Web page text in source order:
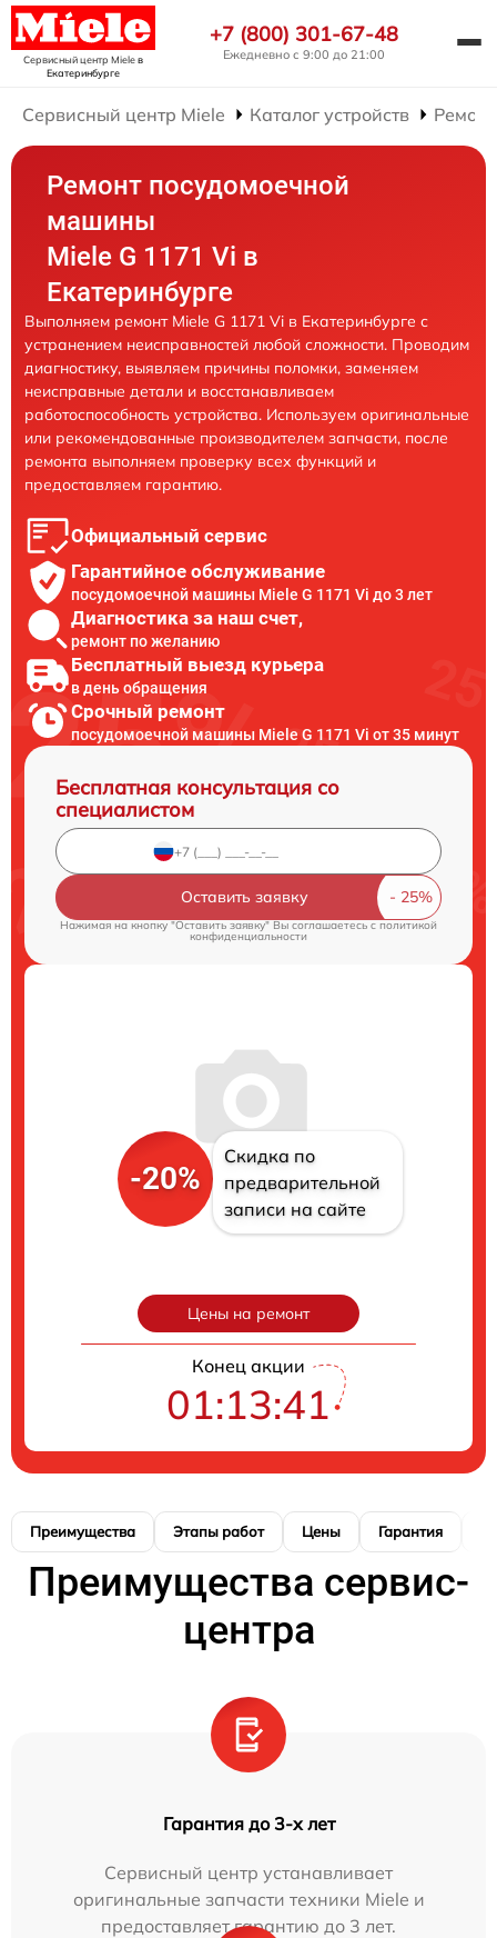
Сервисный центр Mieleв
Екатеринбурге
+7 (800) 301-67-48
Ежедневно с 9:00 до 21:00
Сервисный центр Miele Каталог устройств
Ремонт посудомоечной
машины
Miele G 1171 Vi в
Екатеринбурге
Выполняем ремонт Miele G 1171 Vi в Екатеринбурге с
устранением неисправностей любой сложности. Проводим
диагностику, выявляем причины поломки, заменяем
неисправные детали и восстанавливаем
работоспособность устройства. Используем оригинальные
или рекомендованные производителем запчасти, после
ремонта выполняем проверку всех функций и
предоставляем гарантию.
Официальный сервис
Гарантийное обслуживание
посудомоечной машины Miele G 1171 Vi до 3 лет
Диагностика за наш счет,
ремонт по желанию
Бесплатный выезд курьера
в день обращения
Срочный ремонт
посудомоечной машины Miele G 1171 Vi от 35 минут
Бесплатная консультация со
специалистом
Оставить заявку
Нажимая на кнопку "Оставить заявку" Вы соглашаетесь cполитикой
конфиденциальности
-20%
Скидка по
предварительной
записи на сайте
Цены на ремонт
Конец акции
01:13:41
Преимущества Этапы работ Цены Гарантия
Преимущества сервис-
центра
Гарантия до 3-х лет
Сервисный центр устанавливает
оригинальные запчасти техники Miele и
предоставляет гарантию до 3 лет.